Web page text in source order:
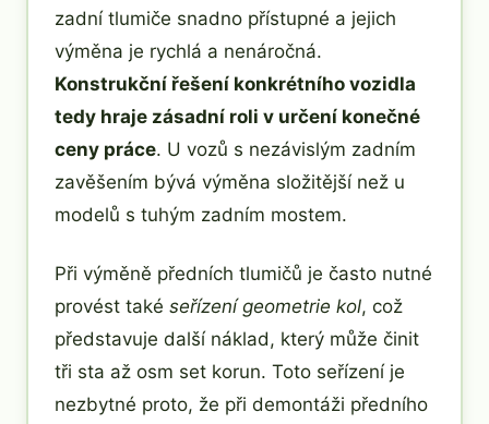
zadní tlumiče snadno přístupné a jejich
výměna je rychlá a nenáročná.
Konstrukční řešení konkrétního vozidla
tedy hraje zásadní roli v určení konečné
ceny práce. U vozů s nezávislým zadním
zavěšením bývá výměna složitější než u
modelů s tuhým zadním mostem.
Při výměně předních tlumičů je často nutné
provést také seřízení geometrie kol, což
představuje další náklad, který může činit
tři sta až osm set korun. Toto seřízení je
nezbytné proto, že při demontáži předního